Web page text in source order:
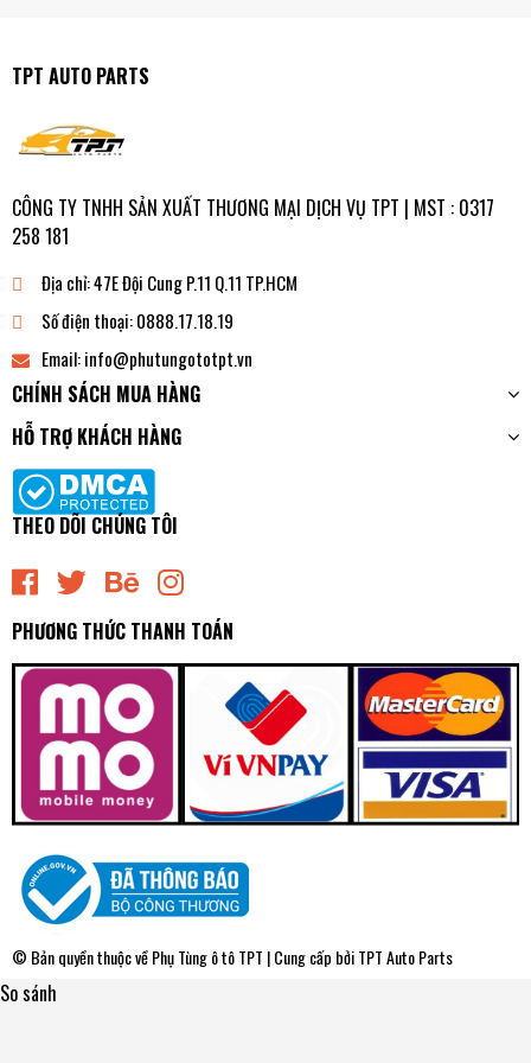
TPT AUTO PARTS
CÔNG TY TNHH SẢN XUẤT THƯƠNG MẠI DỊCH VỤ TPT | MST : 0317
258 181
Địa chỉ:47E Đội Cung P.11 Q.11 TP.HCM
Số điện thoại:0888.17.18.19
Email:info@phutungototpt.vn
CHÍNH SÁCH MUA HÀNG
HỖ TRỢ KHÁCH HÀNG
THEO DÕI CHÚNG TÔI
PHƯƠNG THỨC THANH TOÁN
© Bản quyền thuộc vềPhụ Tùng ô tô TPT | Cung cấp bởiTPT Auto Parts
So sánh